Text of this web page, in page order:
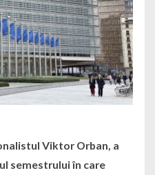
Viktor Orban, a
semestrului în care